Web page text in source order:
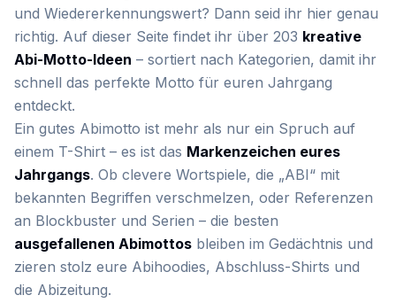
und Wiedererkennungswert? Dann seid ihr hier genau
richtig. Auf dieser Seite findet ihr über 203 kreative
Abi-Motto-Ideen – sortiert nach Kategorien, damit ihr
schnell das perfekte Motto für euren Jahrgang
entdeckt.
Ein gutes Abimotto ist mehr als nur ein Spruch auf
einem T-Shirt – es ist das Markenzeichen eures
Jahrgangs. Ob clevere Wortspiele, die „ABI“ mit
bekannten Begriffen verschmelzen, oder Referenzen
an Blockbuster und Serien – die besten
ausgefallenen Abimottos bleiben im Gedächtnis und
zieren stolz eure Abihoodies, Abschluss-Shirts und
die Abizeitung.